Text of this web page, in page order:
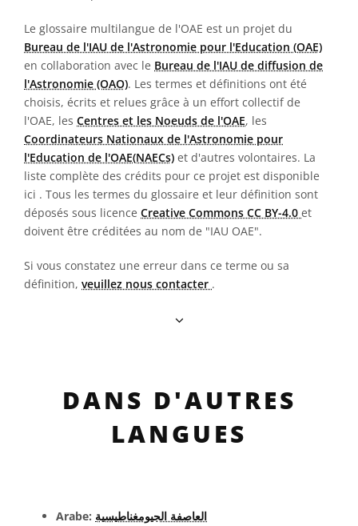
Le glossaire multilangue de l'OAE est un projet du
Bureau de l'IAU de l'Astronomie pour l'Education (OAE)
en collaboration avec le Bureau de l'IAU de diffusion de
l'Astronomie (OAO). Les termes et définitions ont été
choisis, écrits et relues grâce à un effort collectif de
l'OAE, les Centres et les Noeuds de l'OAE, les
Coordinateurs Nationaux de l'Astronomie pour
l'Education de l'OAE(NAECs) et d'autres volontaires. La
liste complète des crédits pour ce projet est disponible
ici . Tous les termes du glossaire et leur définition sont
déposés sous licence Creative Commons CC BY-4.0 et
doivent être créditées au nom de "IAU OAE".
Si vous constatez une erreur dans ce terme ou sa
définition, veuillez nous contacter .
DANS D'AUTRES
LANGUES
Arabe: العاصفة الجيومغناطيسية